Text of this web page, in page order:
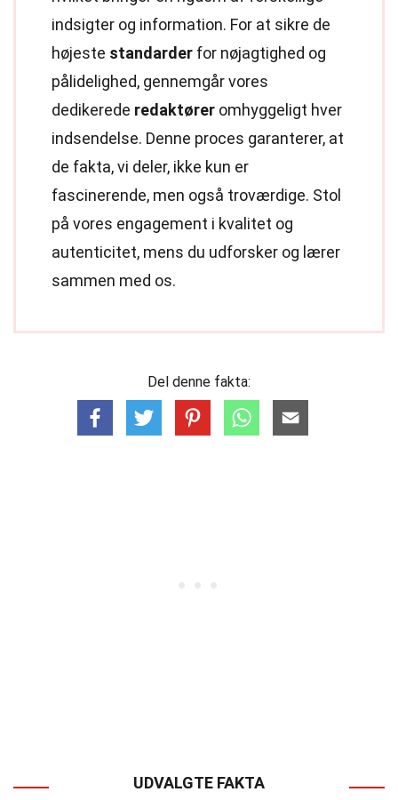
indsigter og information. For at sikre de
højeste standarder for nøjagtighed og
pålidelighed, gennemgår vores
dedikerede redaktører omhyggeligt hver
indsendelse. Denne proces garanterer, at
de fakta, vi deler, ikke kun er
fascinerende, men også troværdige. Stol
på vores engagement i kvalitet og
autenticitet, mens du udforsker og lærer
sammen med os.
Del denne fakta:
UDVALGTE FAKTA